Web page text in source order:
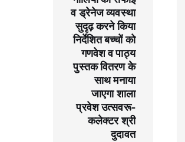
व ड्रेनेज व्यवस्था
सुदृढ़ करने किया
निर्देशित बच्चों को
गणवेश व पाठ्य
पुस्तक वितरण के
साथ मनाया
जाएगा शाला
प्रवेश उत्सवरू-
कलेक्टर श्री
दुदावत